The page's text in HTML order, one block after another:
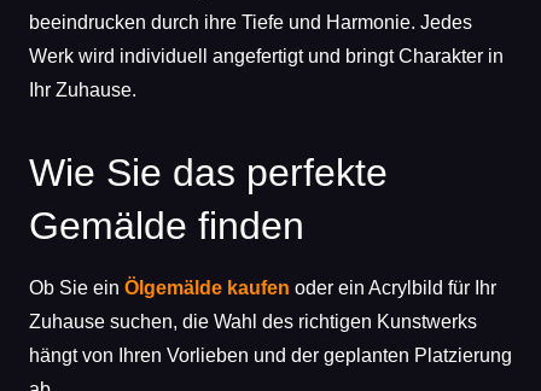
beeindrucken durch ihre Tiefe und Harmonie. Jedes
Werk wird individuell angefertigt und bringt Charakter in
Ihr Zuhause.
Wie Sie das perfekte
Gemälde finden
Ob Sie ein Ölgemälde kaufen oder ein Acrylbild für Ihr
Zuhause suchen, die Wahl des richtigen Kunstwerks
hängt von Ihren Vorlieben und der geplanten Platzierung